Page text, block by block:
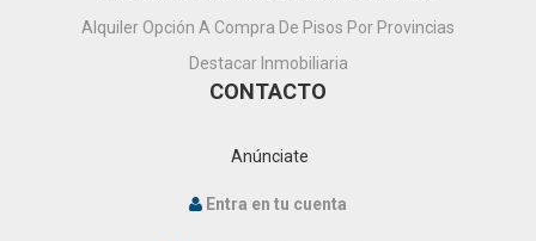
Alquiler Opción A Compra De Pisos Por Provincias
Destacar Inmobiliaria
CONTACTO
Anúnciate
Entra en tu cuenta